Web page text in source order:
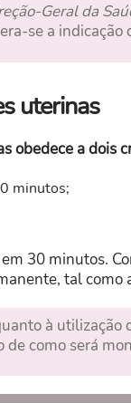
Geral da
se a indicação
uterinas
obedece a dois
minutos;
30 minutos.
tal
à utilização
como será